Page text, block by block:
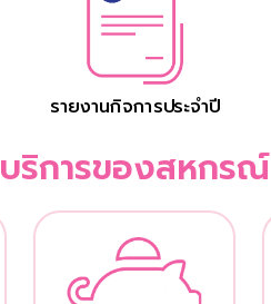
รายงานกิจการประจำปี
บริการของสหกรณ์